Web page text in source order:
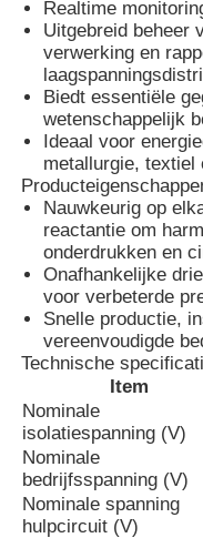
Thuis
Producten
Videos
Realtime
Uitgebreid beheer
verwerking en
Biedt essentiële
wetenschappelijk
Ideaal voor
metallurgie, textiel
Nauwkeurig op
reactantie om
onderdrukken en
Onafhankelijke
voor verbeterde
Snelle productie,
vereenvoudigde
Technische
Item
Nominale
isolatiespanning (V)
Nominale
bedrijfsspanning (V)
Nominale spanning
hulpcircuit (V)